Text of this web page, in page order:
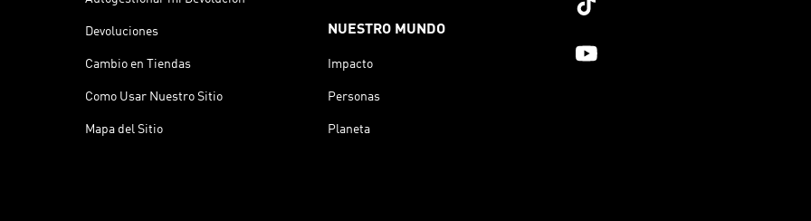
Devoluciones
Cambio en Tiendas
Como Usar Nuestro Sitio
Mapa del Sitio
NUESTRO MUNDO
Impacto
Personas
Planeta